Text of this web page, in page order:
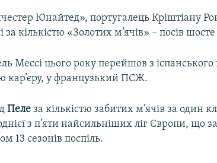
Юнайтед», португалець Кріштіану
кількістю «Золотих м’ячів» – посів
Мессі цього року перейшов з іспанського
кар’єру, у французький ПСЖ.
Пеле за кількістю забитих м’ячів за один
однієї з п’яти найсильніших ліг Європи,
13 сезонів поспіль.